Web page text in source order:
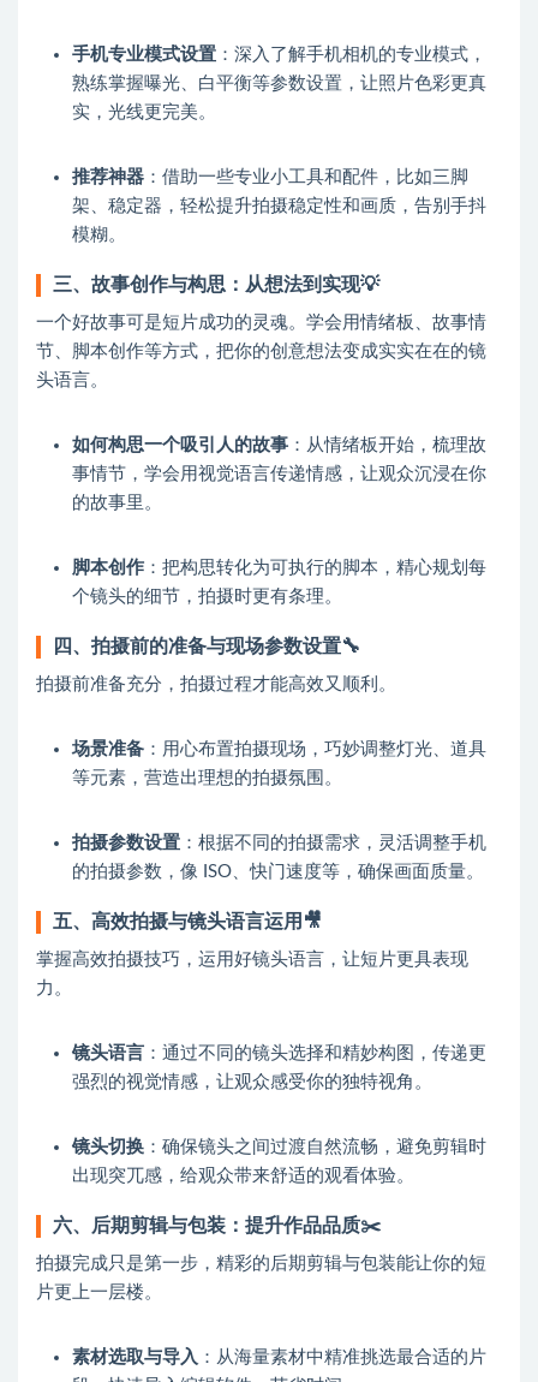
手机专业模式设置 ：深入了解手机相机的专业模式，
熟练掌握曝光、白平衡等参数设置，让照片色彩更真
实，光线更完美。
推荐神器 ：借助一些专业小工具和配件，比如三脚
架、稳定器，轻松提升拍摄稳定性和画质，告别手抖
模糊。
三、故事创作与构思：从想法到实现💡
一个好故事可是短片成功的灵魂。学会用情绪板、故事情
节、脚本创作等方式，把你的创意想法变成实实在在的镜
头语言。
如何构思一个吸引人的故事 ：从情绪板开始，梳理故
事情节，学会用视觉语言传递情感，让观众沉浸在你
的故事里。
脚本创作 ：把构思转化为可执行的脚本，精心规划每
个镜头的细节，拍摄时更有条理。
四、拍摄前的准备与现场参数设置🔧
拍摄前准备充分，拍摄过程才能高效又顺利。
场景准备 ：用心布置拍摄现场，巧妙调整灯光、道具
等元素，营造出理想的拍摄氛围。
拍摄参数设置 ：根据不同的拍摄需求，灵活调整手机
的拍摄参数，像 ISO、快门速度等，确保画面质量。
五、高效拍摄与镜头语言运用🎥
掌握高效拍摄技巧，运用好镜头语言，让短片更具表现
力。
镜头语言 ：通过不同的镜头选择和精妙构图，传递更
强烈的视觉情感，让观众感受你的独特视角。
镜头切换 ：确保镜头之间过渡自然流畅，避免剪辑时
出现突兀感，给观众带来舒适的观看体验。
六、后期剪辑与包装：提升作品品质✂️
拍摄完成只是第一步，精彩的后期剪辑与包装能让你的短
片更上一层楼。
素材选取与导入 ：从海量素材中精准挑选最合适的片